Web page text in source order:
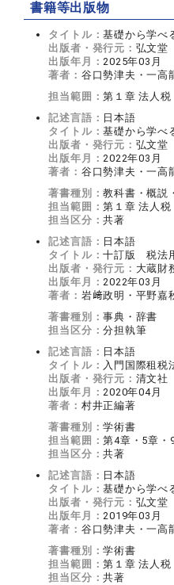
書籍等出版物
タイトル：基礎から学べ
出版者・発行元： 弘文堂
出版年月：2025年03月
著者： 谷口勢津夫・一高
担当範囲：第１章 法人税
記述言語： 日本語
タイトル：基礎から学べ
出版者・発行元： 弘文堂
出版年月：2022年03月
著者： 谷口勢津夫・一高
著書種別：教科書・概説
担当範囲：第１章 法人税
担当区分：共著
記述言語： 日本語
タイトル：十訂版 税法
出版者・発行元： 大蔵財
出版年月：2022年03月
著者： 岩﨑政明・平野嘉
著書種別：事典・辞書
担当区分：分担執筆
記述言語： 日本語
タイトル： 入門国際租税
出版者・発行元： 清文社
出版年月：2020年04月
著者： 村井正編著
著書種別：学術書
担当範囲：第4章・5章・
担当区分：共著
記述言語： 日本語
タイトル：基礎から学べ
出版者・発行元： 弘文堂
出版年月：2019年03月
著者： 谷口勢津夫・一高
著書種別：学術書
担当範囲：第１章 法人税
担当区分：共著